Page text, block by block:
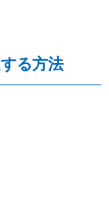
る方法